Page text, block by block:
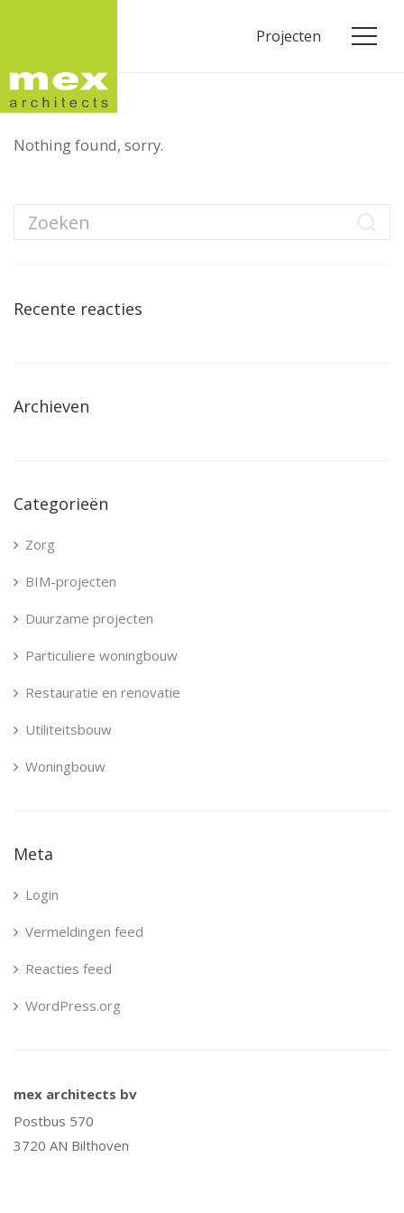
Projecten
Nothing found, sorry.
Recente reacties
Archieven
Categorieën
Zorg
BIM-projecten
Duurzame projecten
Particuliere woningbouw
Restauratie en renovatie
Utiliteitsbouw
Woningbouw
Meta
Login
Vermeldingen feed
Reacties feed
WordPress.org
mex architects bv
Postbus 570
3720 AN Bilthoven